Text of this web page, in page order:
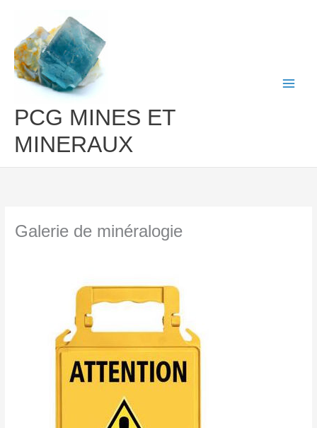
contenu
PCG MINES ET
MINERAUX
Galerie de minéralogie